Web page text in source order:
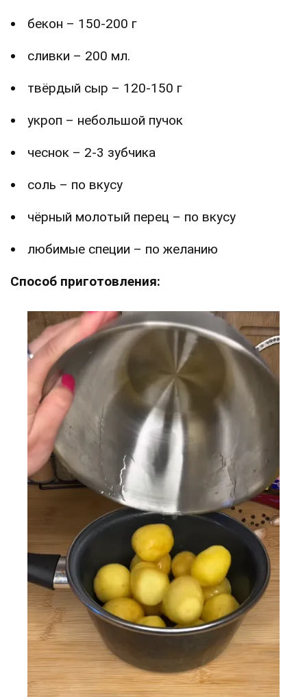
бекон – 150-200 г
сливки – 200 мл.
твёрдый сыр – 120-150 г
укроп – небольшой пучок
чеснок – 2-3 зубчика
соль – по вкусу
чёрный молотый перец – по вкусу
любимые специи – по желанию
Способ приготовления: